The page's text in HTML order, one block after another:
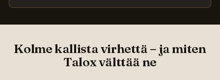
Kolme kallista virhettä – ja miten
Talox välttää ne